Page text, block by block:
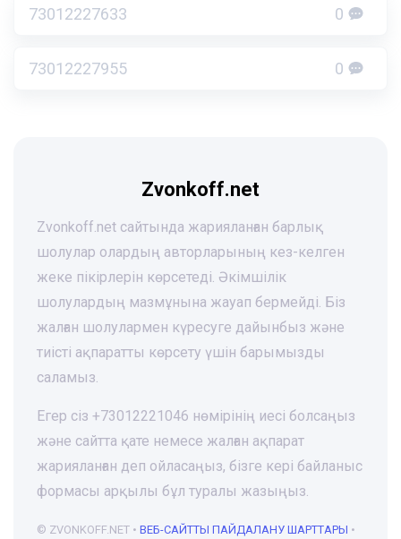
73012227633 0
73012227955 0
Zvonkoff.net
Zvonkoff.net сайтында жарияланған барлық
шолулар олардың авторларының кез-келген
жеке пікірлерін көрсетеді. Әкімшілік
шолулардың мазмұнына жауап бермейді. Біз
жалған шолулармен күресуге дайынбыз және
тиісті ақпаратты көрсету үшін барымызды
саламыз.
Егер сіз +73012221046 нөмірінің иесі болсаңыз
және сайтта қате немесе жалған ақпарат
жарияланған деп ойласаңыз, бізге кері байланыс
формасы арқылы бұл туралы жазыңыз.
© ZVONKOFF.NET • ВЕБ-CАЙТТЫ ПАЙДАЛАНУ ШАРТТАРЫ •